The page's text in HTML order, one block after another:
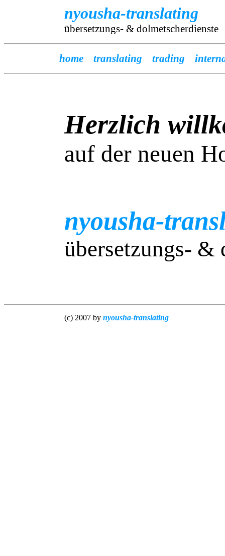
nyousha-translating
übersetzungs- & dolmetscherdienste
home translating trading
Herzlich
auf der neuen
nyousha-
übersetzungs- &
(c) 2007 by nyousha-translating